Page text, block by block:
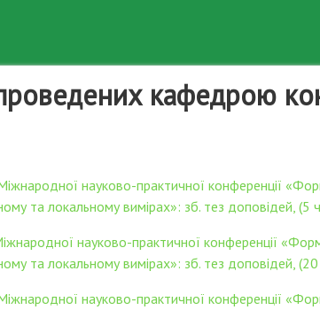
кафедрою
науково-практичної конференції
та локальному вимірах»: зб. тез доповідей, (5
науково-практичної конференції
та локальному вимірах»: зб. тез доповідей,
науково-практичної конференції